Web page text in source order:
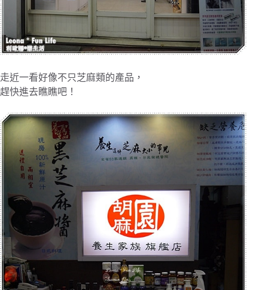
走近一看好像不只芝麻類的產品，
趕快進去瞧瞧吧！